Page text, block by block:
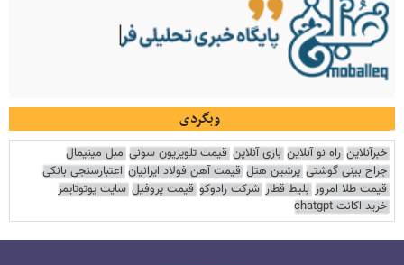
وبگردی
خبرآنلاین راه نو آنلاین بازی آنلاین قیمت تلویزیون سونی مبل مینیمال
جراح بینی گوشتی پرشین هتل قیمت آهن فولاد ایرانیان اعتبارسنجی بانکی
قیمت طلا امروز بلیط قطار شرکت رادوکو قیمت پروفیل سایت یوتوتایمز
خرید اکانت chatgpt